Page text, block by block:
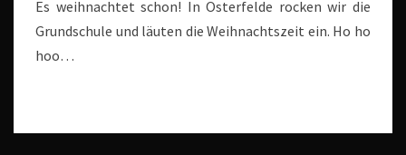
Es weihnachtet schon! In Osterfelde rocken wir die
Grundschule und läuten die Weihnachtszeit ein. Ho ho
hoo…